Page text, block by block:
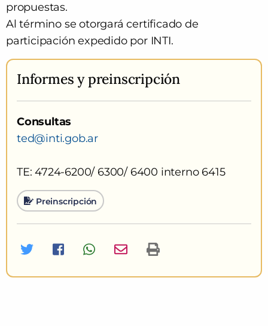
propuestas.
Al término se otorgará certificado de
participación expedido por INTI.
Informesy preinscripción
Consultas
ted@inti.gob.ar
TE: 4724-6200/ 6300/ 6400 interno 6415
Preinscripción
Twitter FacebookWhatsapp Imprimir curso